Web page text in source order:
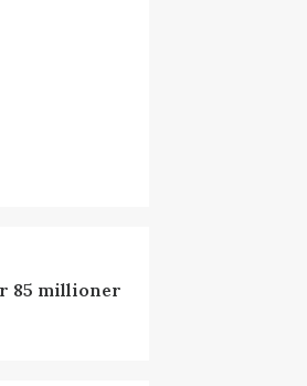
85 millioner